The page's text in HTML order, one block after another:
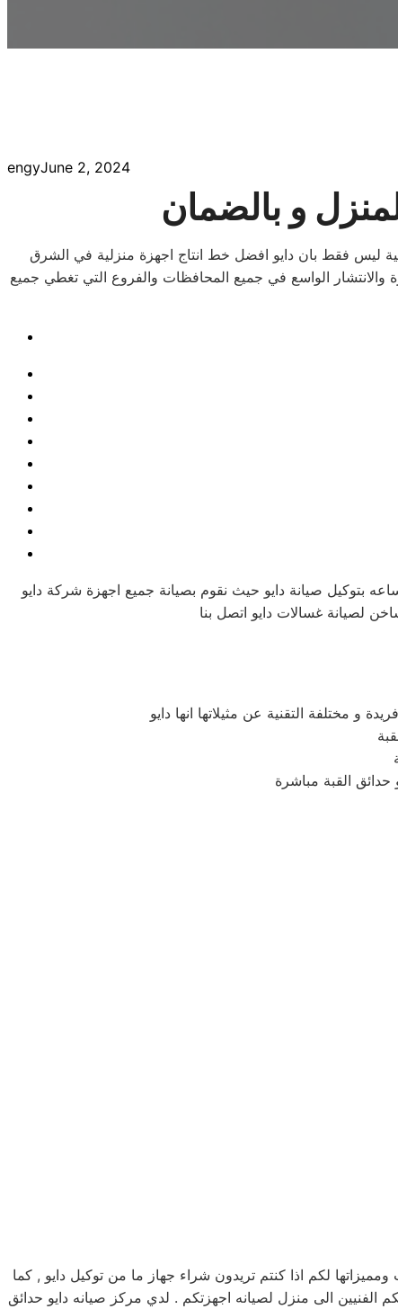
engyJune 2, 2024
و بالضمان
المعاير الموضوعه عالمية ليس فقط بان دايو افضل خط انتاج اجهزة منزلية في الشرق
هي الافضل لان ضمان اجهزة دايو حدائق القبة يصل الي 10 سنوات في بعض الاجهزة والانتشار الواسع في جميع المحافظات والفروع التي تغطي جميع
بتوكيل صيانة دايو حيث نقوم بصيانة جميع اجهزة شركة دايو
لكم اذا كنتم تريدون شراء جهاز ما من توكيل دايو , كما
صيانه دايو خدمه 24 ساعه , فى تلقى شكواكم , وايضا يصلكم الفنيين الى منزل لصيانه اجهزتكم . لدي مركز صيانه دايو حدائق